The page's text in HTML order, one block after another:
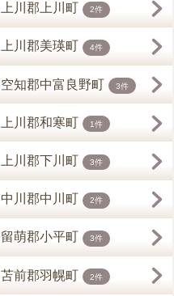
上川郡上川町 2件
上川郡美瑛町 4件
空知郡中富良野町 3件
上川郡和寒町 1件
上川郡下川町 3件
中川郡中川町 2件
留萌郡小平町 3件
苫前郡羽幌町 2件